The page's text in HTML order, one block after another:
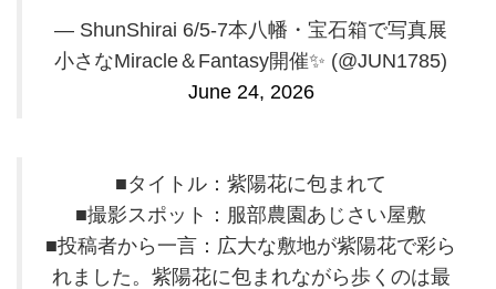
— ShunShirai 6/5-7本八幡・宝石箱で写真展
小さなMiracle＆Fantasy開催✨️ (@JUN1785)
June 24, 2026
■タイトル：紫陽花に包まれて
■撮影スポット：服部農園あじさい屋敷
■投稿者から一言：広大な敷地が紫陽花で彩ら
れました。紫陽花に包まれながら歩くのは最